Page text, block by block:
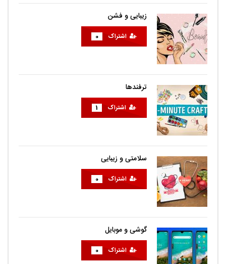
زیبایی و فشن
اشتراک 0
ترفندها
اشتراک 1
سلامتی و زیبایی
اشتراک 0
گوشی و موبایل
اشتراک 0